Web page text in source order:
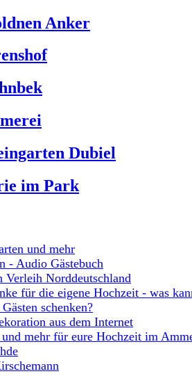
Anker
Dubiel
im Park
und mehr
- Audio Gästebuch
Verleih Norddeutschland
für die eigene Hochzeit - was
schenken?
aus dem Internet
mehr für eure Hochzeit im